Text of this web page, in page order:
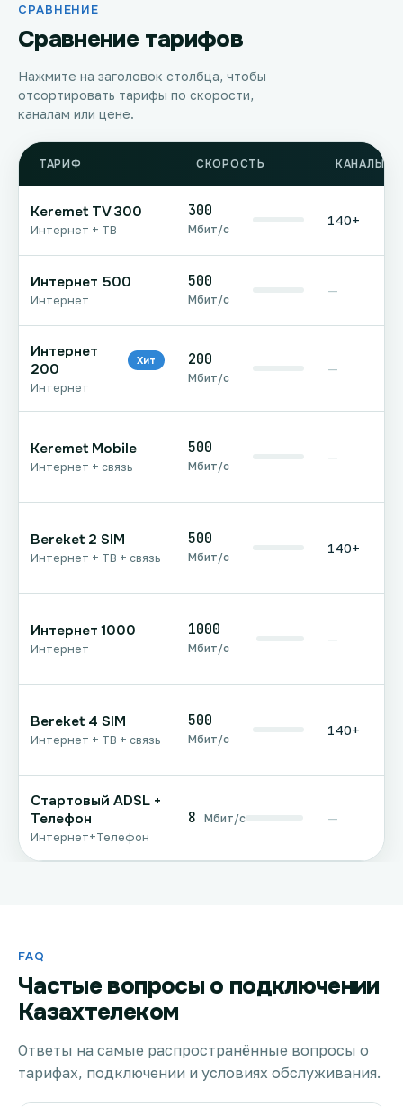
СРАВНЕНИЕ
Сравнение тарифов
Нажмите на заголовок столбца, чтобы
отсортировать тарифы по скорости,
каналам или цене.
ТАРИФ СКОРОСТЬ КАНАЛЫ
Keremet TV 300
Интернет + ТВ
300
Мбит/с
140+
Интернет 500
Интернет
500
Мбит/с
—
Интернет
200
Хит
Интернет
200
Мбит/с
—
Keremet Mobile
Интернет + связь
500
Мбит/с
—
Bereket 2 SIM
Интернет + ТВ + связь
500
Мбит/с
140+
Интернет 1000
Интернет
1000
Мбит/с
—
Bereket 4 SIM
Интернет + ТВ + связь
500
Мбит/с
140+
Стартовый ADSL +
Телефон
Интернет+Телефон
8 Мбит/с —
FAQ
Частые вопросы о подключении
Казахтелеком
Ответы на самые распространённые вопросы о
тарифах, подключении и условиях обслуживания.